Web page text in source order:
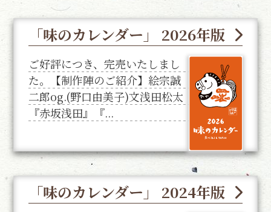
「味のカレンダー」 2026年版
ご好評につき、完売いたしまし
た。【制作陣のご紹介】絵宗誠
二郎og.(野口由美子)文浅田松太
『赤坂浅田』『...
「味のカレンダー」 2024年版